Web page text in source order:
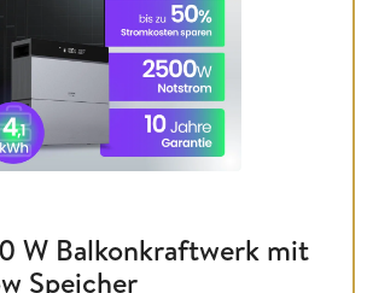
W Balkonkraftwerk mit
Speicher